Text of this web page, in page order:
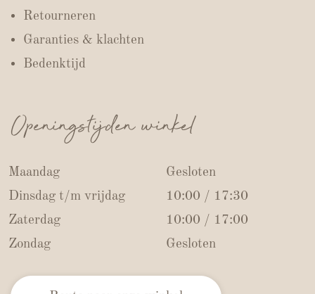
Retourneren
Garanties & klachten
Bedenktijd
Openingstijden winkel
Maandag
Gesloten
Dinsdag t/m vrijdag
10:00 / 17:30
Zaterdag
10:00 / 17:00
Zondag
Gesloten